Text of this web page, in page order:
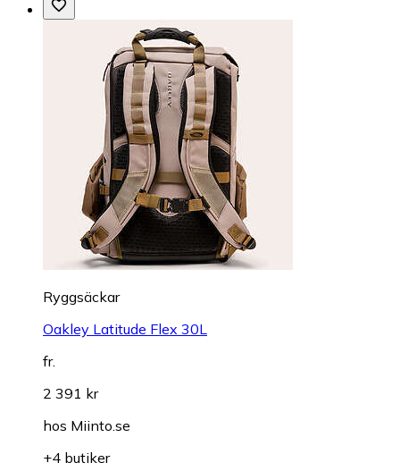
Ryggsäckar
Oakley Latitude Flex 30L
fr.
2 391 kr
hos Miinto.se
+4 butiker